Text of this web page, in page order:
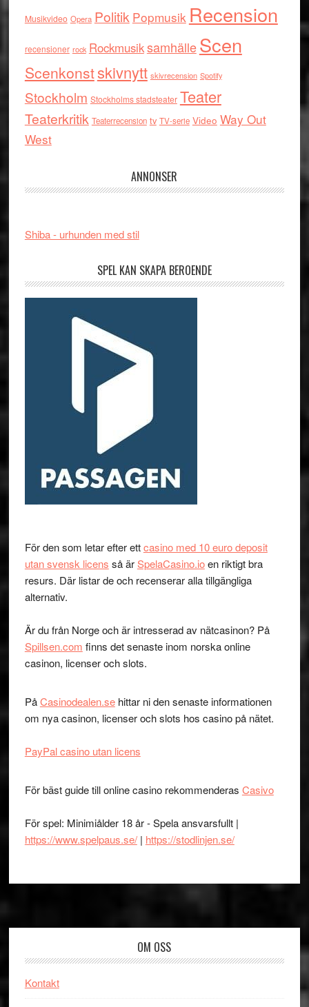
Musikvideo Opera Politik Popmusik Recension
recensioner rock RockmusiksamhälleScen
Scenkonstskivnytt skivrecension Spotify
Stockholm Stockholms stadsteater Teater
Teaterkritik Teaterrecension tv TV-serie Video Way Out
West
ANNONSER
Shiba - urhunden med stil
SPEL KAN SKAPA BEROENDE
För den som letar efter ettcasino med 10 euro deposit
utan svensk licens så ärSpelaCasino.ioen riktigt bra
resurs. Där listar de och recenserar alla tillgängliga
alternativ.
Är du från Norge och är intresserad av nätcasinon? På
Spillsen.com finns det senaste inom norska online
casinon, licenser och slots.
PåCasinodealen.sehittar ni den senaste informationen
om nya casinon, licenser och slots hos casino på nätet.
PayPal casino utan licens
För bäst guide till online casino rekommenderas Casivo
För spel: Minimiålder 18 år - Spela ansvarsfullt |
https://www.spelpaus.se/| https://stodlinjen.se/
OM OSS
Kontakt